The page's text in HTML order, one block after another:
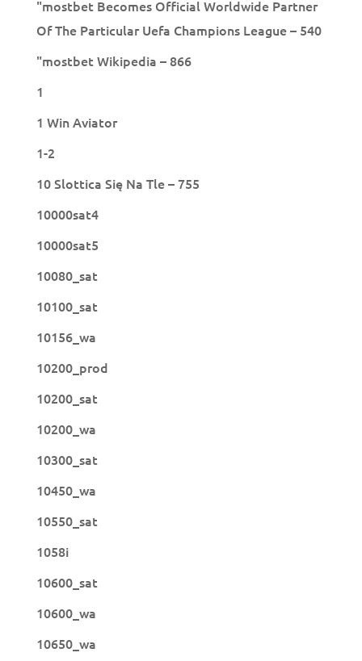
"mostbet Becomes Official Worldwide Partner
Of The Particular Uefa Champions League – 540
"mostbet Wikipedia – 866
1
1 Win Aviator
1-2
10 Slottica Się Na Tle – 755
10000sat4
10000sat5
10080_sat
10100_sat
10156_wa
10200_prod
10200_sat
10200_wa
10300_sat
10450_wa
10550_sat
1058i
10600_sat
10600_wa
10650_wa